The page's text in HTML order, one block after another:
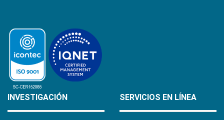
INVESTIGACIÓN SERVICIOS EN LÍNEA